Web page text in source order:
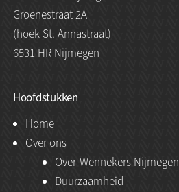
Groenestraat 2A
(hoek St. Annastraat)
6531 HR Nijmegen
Hoofdstukken
Home
Over ons
Over Wennekers Nijmegen
Duurzaamheid